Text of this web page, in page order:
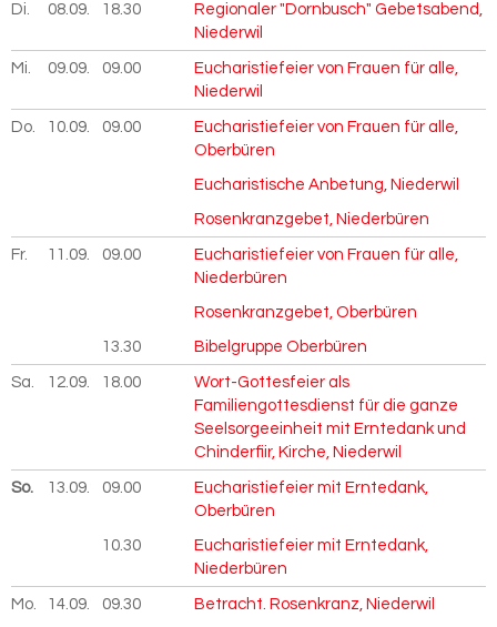
Di. 08.09. 2026
18.30
Regionaler "Dornbusch" Gebetsabend,
Niederwil
Mi. 09.09. 2026
09.00
Eucharistiefeier von Frauen für alle,
Niederwil
Do. 10.09. 2026
09.00
Eucharistiefeier von Frauen für alle,
Oberbüren
Eucharistische Anbetung, Niederwil
Rosenkranzgebet, Niederbüren
Fr. 11.09. 2026
09.00
Eucharistiefeier von Frauen für alle,
Niederbüren
Rosenkranzgebet, Oberbüren
13.30 Bibelgruppe Oberbüren
Sa. 12.09. 2026
18.00
Wort-Gottesfeier als
Familiengottesdienst für die ganze
Seelsorgeeinheit mit Erntedank und
Chinderfiir, Kirche, Niederwil
So. 13.09. 2026
09.00
Eucharistiefeier mit Erntedank,
Oberbüren
10.30
Eucharistiefeier mit Erntedank,
Niederbüren
Mo. 14.09. 2026
09.30 Betracht. Rosenkranz, Niederwil